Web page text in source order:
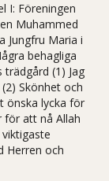
I: Föreningen
Muhammed
Jungfru Maria i
behagliga
(1) Jag
Skönhet och
önska lycka för
för att nå Allah
Herren och